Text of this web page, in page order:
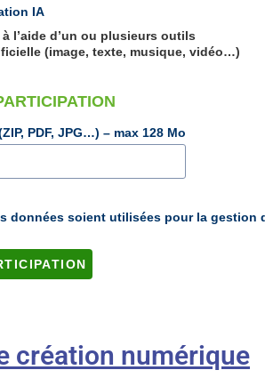
IA
l’aide d’un ou plusieurs outils
(image, texte, musique, vidéo…)
PDF, JPG…) – max 128 Mo
données soient utilisées pour la gestion
création numérique